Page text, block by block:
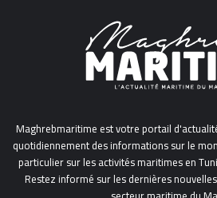
Maghrebmaritime est votre portail
quotidiennement des informations sur le
particulier sur les activités maritimes en
Restez informé sur les dernières